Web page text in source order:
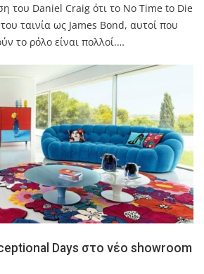
του Daniel Craig ότι το No Time to Die
ταινία ως James Bond, αυτοί που
το ρόλο είναι πολλοί.…
Days στο νέο showroom